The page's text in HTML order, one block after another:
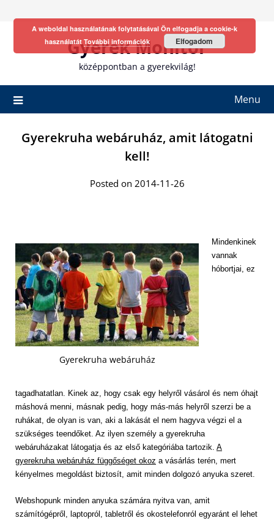
Gyerek Monitor
középpontban a gyerekvilág!
Menu
Gyerekruha webáruház, amit látogatni
kell!
Posted on 2014-11-26
Gyerekruha webáruház
Mindenkinek
vannak
hóbortjai, ez
tagadhatatlan. Kinek az, hogy csak egy helyről vásárol és nem óhajt
máshová menni, másnak pedig, hogy más-más helyről szerzi be a
ruhákat, de olyan is van, aki a lakását el nem hagyva végzi el a
szükséges teendőket. Az ilyen személy a gyerekruha
webáruházakat látogatja és az első kategóriába tartozik. A
gyerekruha webáruház függőséget okoz a vásárlás terén, mert
kényelmes megoldást biztosít, amit minden dolgozó anyuka szeret.
Webshopunk minden anyuka számára nyitva van, amit
számítógépről, laptopról, tabletről és okostelefonról egyaránt el lehet
A weboldal használatának folytatásával Ön elfogadja a cookie-k
használatát További információk Elfogadom